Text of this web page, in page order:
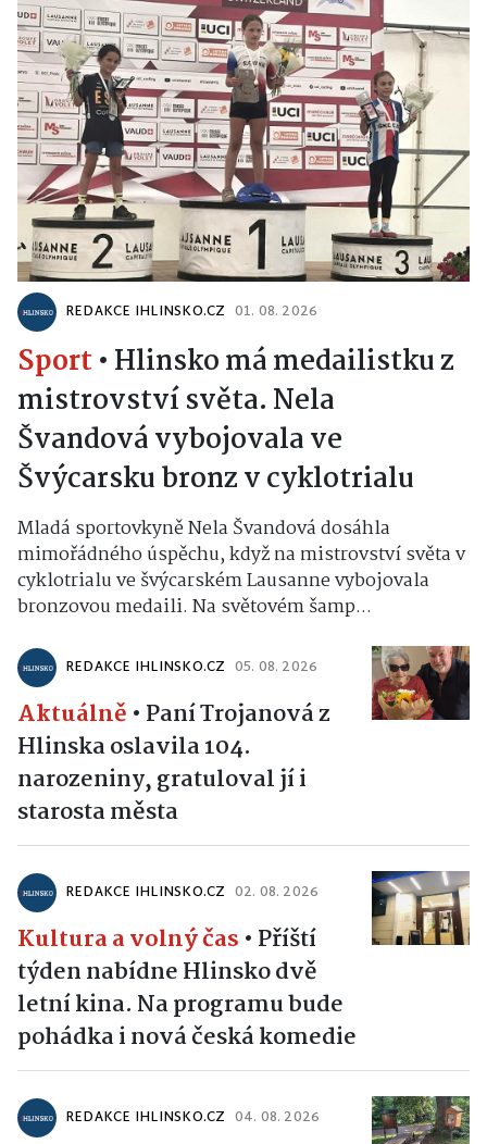
REDAKCE IHLINSKO.CZ 01. 08. 2026
Sport • Hlinsko má medailistku z
mistrovství světa. Nela
Švandová vybojovala ve
Švýcarsku bronz v cyklotrialu
Mladá sportovkyně Nela Švandová dosáhla
mimořádného úspěchu, když na mistrovství světa v
cyklotrialu ve švýcarském Lausanne vybojovala
bronzovou medaili. Na světovém šamp...
REDAKCE IHLINSKO.CZ 05. 08. 2026
Aktuálně • Paní Trojanová z
Hlinska oslavila 104.
narozeniny, gratuloval jí i
starosta města
REDAKCE IHLINSKO.CZ 02. 08. 2026
Kultura a volný čas • Příští
týden nabídne Hlinsko dvě
letní kina. Na programu bude
pohádka i nová česká komedie
REDAKCE IHLINSKO.CZ 04. 08. 2026